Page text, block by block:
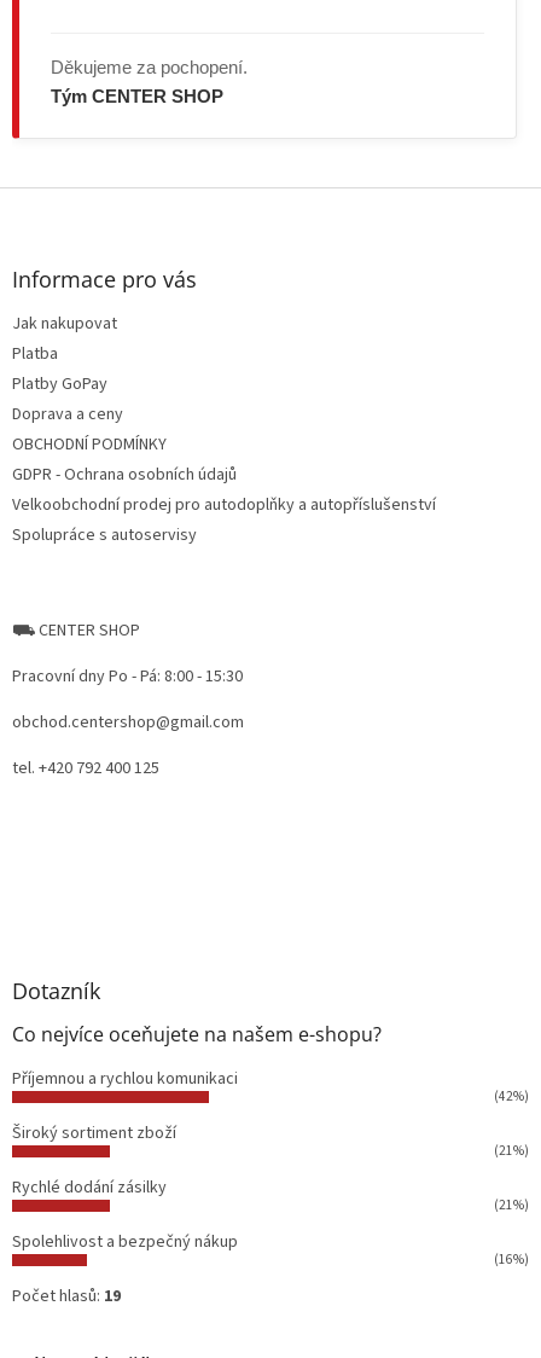
Děkujeme za pochopení.
Tým CENTER SHOP
Z
Informace pro vás
Jak nakupovat
Platba
Platby GoPay
Doprava a ceny
OBCHODNÍ PODMÍNKY
GDPR - Ochrana osobních údajů
Velkoobchodní prodej pro autodoplňky a autopříslušenství
Spolupráce s autoservisy
⛟ CENTER SHOP
Pracovní dny Po - Pá: 8:00 - 15:30
obchod.centershop@gmail.com
tel. +420 792 400 125
Dotazník
Co nejvíce oceňujete na našem e-shopu?
Příjemnou a rychlou komunikaci
(42%)
Široký sortiment zboží
(21%)
Rychlé dodání zásilky
(21%)
Spolehlivost a bezpečný nákup
(16%)
Počet hlasů: 19